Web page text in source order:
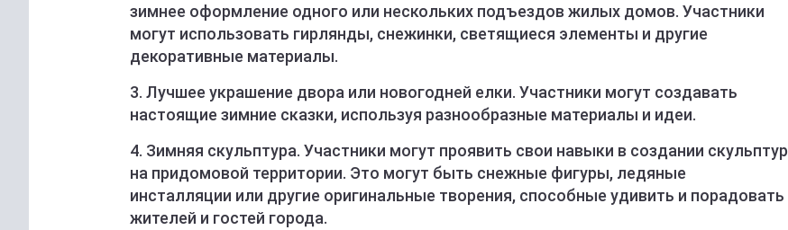
зимнее оформление одного или нескольких подъездов жилых домов. Участники
могут использовать гирлянды, снежинки, светящиеся элементы и другие
декоративные материалы.
3. Лучшее украшение двора или новогодней елки. Участники могут создавать
настоящие зимние сказки, используя разнообразные материалы и идеи.
4. Зимняя скульптура. Участники могут проявить свои навыки в создании скульптур
на придомовой территории. Это могут быть снежные фигуры, ледяные
инсталляции или другие оригинальные творения, способные удивить и порадовать
жителей и гостей города.